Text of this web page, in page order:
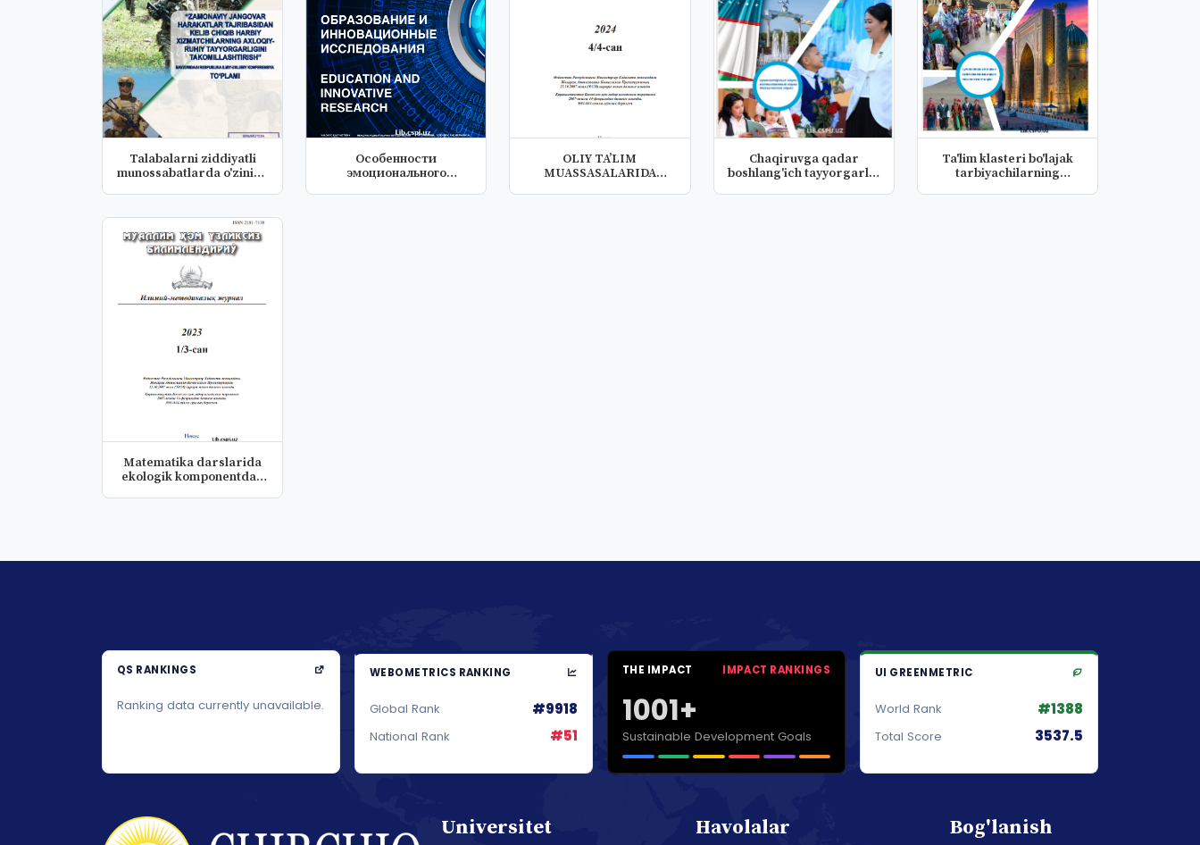
Talabalarni ziddiyatli
munossabatlarda o'zining
Особенности
эмоционального
OLIY TA’LIM
MUASSASALARIDA
Chaqiruvga qadar
boshlang'ich tayyorgarlik
Ta'lim klasteri bo'lajak
tarbiyachilarning
Matematika darslarida
ekologik komponentdan
QS RANKINGS
Ranking data currently unavailable.
WEBOMETRICS RANKING
Global Rank #9918
National Rank #51
THE IMPACT IMPACT RANKINGS
1001+
Sustainable Development Goals
UI GREENMETRIC
World Rank #1388
Total Score 3537.5
Universitet Havolalar Bog'lanish